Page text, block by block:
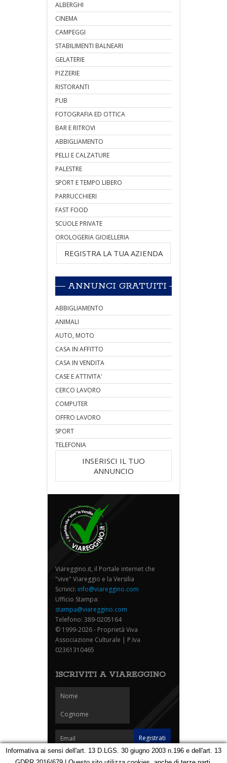
ALBERGHI
CINEMA
CAMPEGGI
STABILIMENTI BALNEARI
GELATERIE
PIZZERIE
RISTORANTI
PUB
FOTOGRAFIA ED OTTICA
BAR E RITROVI
ABBIGLIAMENTO
PELLI E CALZATURE
PALESTRE
SPORT E TEMPO LIBERO
PARRUCCHIERI
FAST FOOD
SCUOLE PRIVATE
OROLOGERIA GIOIELLERIA
REGISTRA LA TUA AZIENDA
ANNUNCI GRATUITI
ABBIGLIAMENTO
ANIMALI
AUTO, MOTO
CASA IN AFFITTO
CASA IN VENDITA
CASE E ATTIVITA'
CERCO LAVORO
COMPUTER
OFFRO LAVORO
SPORT
TELEFONIA
INSERISCI IL TUO
ANNUNCIO
Viareggino.it, il Portale internet che
"vive" Viareggio e la Versilia
Scrivici: info@viareggino.com
Ufficio Stampa:
stampa@viareggino.com
Telefono: 389-0205164
© 1999-2026 - Proprietà Viva
Associazione Culturale | P.Iva
02361310465
ISCRIVITI A VIAREGGINO
Informativa ai sensi dell'art. 13 D.LGS. 30 giugno 2003 n.196 e dell'art. 13